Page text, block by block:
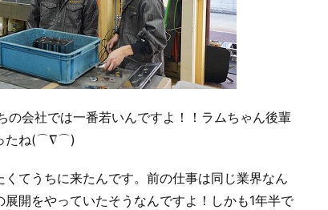
の会社では一番若いんですよ！！ラムちゃん後輩
たね(⌒∇⌒)
てうちに来たんです。前の仕事は同じ業界なん
展開をやっていたそうなんですよ！しかも1年半で